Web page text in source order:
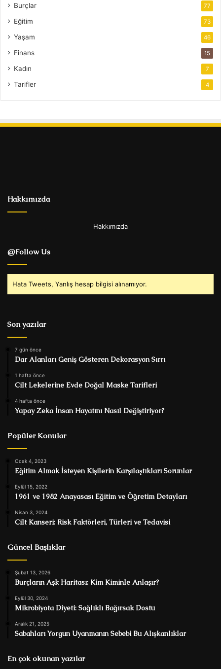
Burçlar 77
Eğitim 73
Yaşam 46
Finans 15
Kadın 7
Tarifler 4
Hakkımızda
Hakkımızda
@Follow Us
Hata Tweets, Yanlış hesap bilgisi alınamıyor.
Son yazılar
7 gün önce
Dar Alanları Geniş Gösteren Dekorasyon Sırrı
1 hafta önce
Cilt Lekelerine Evde Doğal Maske Tarifleri
4 hafta önce
Yapay Zeka İnsan Hayatını Nasıl Değiştiriyor?
Popüler Konular
Ocak 4, 2023
Eğitim Almak İsteyen Kişilerin Karşılaştıkları Sorunlar
Eylül 15, 2022
1961 ve 1982 Anayasası Eğitim ve Öğretim Detayları
Nisan 3, 2024
Cilt Kanseri: Risk Faktörleri, Türleri ve Tedavisi
Güncel Başlıklar
Şubat 13, 2026
Burçların Aşk Haritası: Kim Kiminle Anlaşır?
Eylül 30, 2024
Mikrobiyota Diyeti: Sağlıklı Bağırsak Dostu
Aralık 21, 2025
Sabahları Yorgun Uyanmanın Sebebi Bu Alışkanlıklar
En çok okunan yazılar